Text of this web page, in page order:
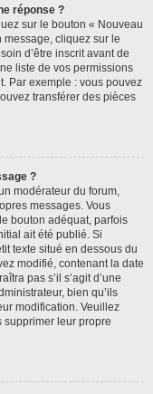
réponse ?
sur le bouton « Nouveau
cliquez sur le
d’être inscrit avant de
liste de vos permissions
Par exemple : vous pouvez
transférer des pièces
?
modérateur du forum,
messages. Vous
bouton adéquat, parfois
ait été publié. Si
texte situé en dessous du
modifié, contenant la date
pas s’il s’agit d’une
bien qu’ils
modification. Veuillez
supprimer leur propre